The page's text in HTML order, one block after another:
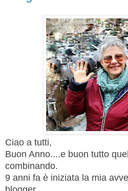
Ciao a tutti,
Buon Anno....e buon tutto
combinando.
9 anni fa è iniziata la mia